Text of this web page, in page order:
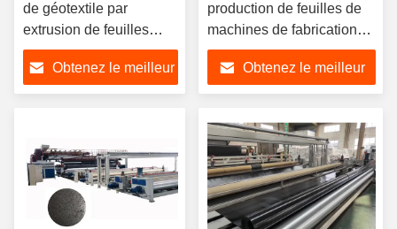
de géotextile par
extrusion de feuilles
HDPE de 0,5 mm à 3,0
mm Obtenez le meilleur
production de feuilles de
machines de fabrication
de géomembranes
agricolesObtenez le meilleur